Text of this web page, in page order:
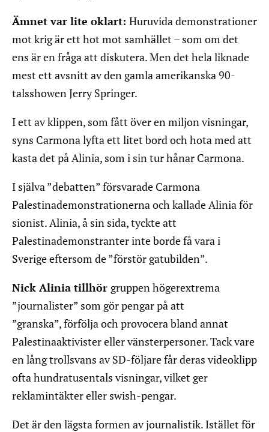
Ämnet var lite oklart: Huruvida demonstrationer
mot krig är ett hot mot samhället – som om det
ens är en fråga att diskutera. Men det hela liknade
mest ett avsnitt av den gamla amerikanska 90-
talsshowen Jerry Springer.
I ett av klippen, som fått över en miljon visningar,
syns Carmona lyfta ett litet bord och hota med att
kasta det på Alinia, som i sin tur hånar Carmona.
I själva ”debatten” försvarade Carmona
Palestinademonstrationerna och kallade Alinia för
sionist. Alinia, å sin sida, tyckte att
Palestinademonstranter inte borde få vara i
Sverige eftersom de ”förstör gatubilden”.
Nick Alinia tillhör gruppen högerextrema
”journalister” som gör pengar på att
”granska”, förfölja och provocera bland annat
Palestinaaktivister eller vänsterpersoner. Tack vare
en lång trollsvans av SD-följare får deras videoklipp
ofta hundratusentals visningar, vilket ger
reklamintäkter eller swish-pengar.
Det är den lägsta formen av journalistik. Istället för